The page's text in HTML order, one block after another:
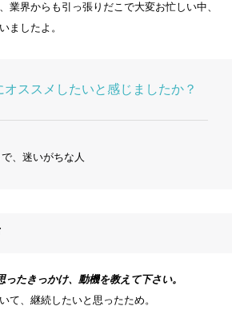
業界からも引っ張りだこで大変お忙しい中、
ましたよ。
オススメしたいと感じましたか？
、迷いがちな人
たきっかけ、動機を教えて下さい。
て、継続したいと思ったため。